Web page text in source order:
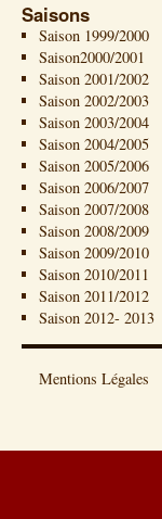
Saisons
Saison 1999/2000
Saison2000/2001
Saison 2001/2002
Saison 2002/2003
Saison 2003/2004
Saison 2004/2005
Saison 2005/2006
Saison 2006/2007
Saison 2007/2008
Saison 2008/2009
Saison 2009/2010
Saison 2010/2011
Saison 2011/2012
Saison 2012- 2013
Mentions Légales